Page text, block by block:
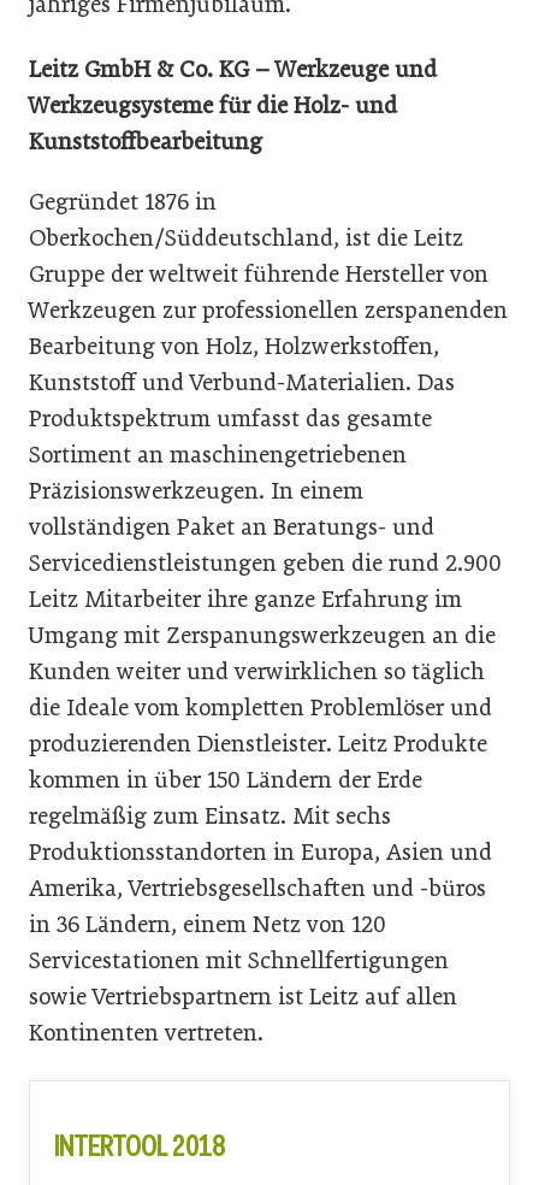
Leitz GmbH & Co. KG – Werkzeuge und
Werkzeugsysteme für die Holz- und
Kunststoffbearbeitung
Gegründet 1876 in
Oberkochen/Süddeutschland, ist die Leitz
Gruppe der weltweit führende Hersteller von
Werkzeugen zur professionellen zerspanenden
Bearbeitung von Holz, Holzwerkstoffen,
Kunststoff und Verbund-Materialien. Das
Produktspektrum umfasst das gesamte
Sortiment an maschinengetriebenen
Präzisionswerkzeugen. In einem
vollständigen Paket an Beratungs- und
Servicedienstleistungen geben die rund 2.900
Leitz Mitarbeiter ihre ganze Erfahrung im
Umgang mit Zerspanungswerkzeugen an die
Kunden weiter und verwirklichen so täglich
die Ideale vom kompletten Problemlöser und
produzierenden Dienstleister. Leitz Produkte
kommen in über 150 Ländern der Erde
regelmäßig zum Einsatz. Mit sechs
Produktionsstandorten in Europa, Asien und
Amerika, Vertriebsgesellschaften und -büros
in 36 Ländern, einem Netz von 120
Servicestationen mit Schnellfertigungen
sowie Vertriebspartnern ist Leitz auf allen
Kontinenten vertreten.
INTERTOOL 2018